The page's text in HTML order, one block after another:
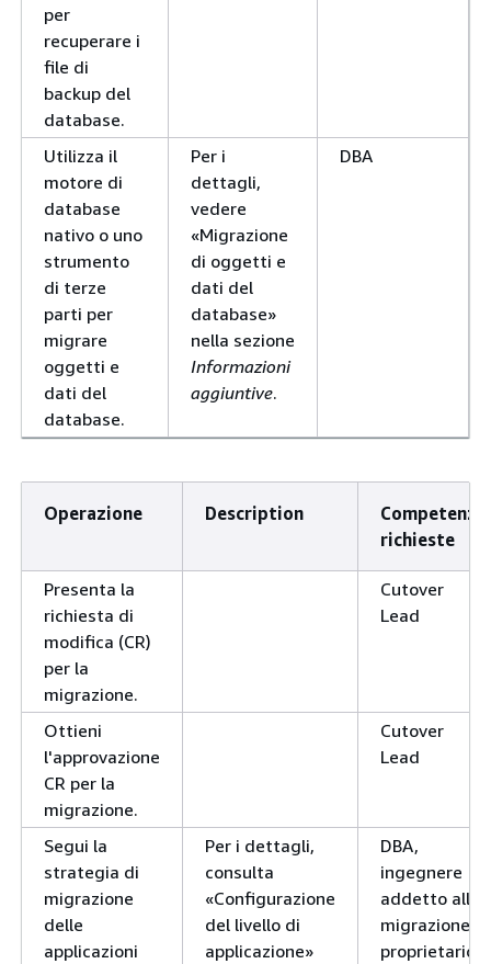
per
recuperare i
file di
backup del
database.
Utilizza il
motore di
database
nativo o uno
strumento
di terze
parti per
migrare
oggetti e
dati del
database.
Per i
dettagli,
vedere
«Migrazione
di oggetti e
dati del
database»
nella sezione
Informazioni
aggiuntive.
DBA
Operazione Description
Competenze
richieste
Presenta la
richiesta di
modifica (CR)
per la
migrazione.
Cutover
Lead
Ottieni
l'approvazione
CR per la
migrazione.
Cutover
Lead
Segui la
strategia di
migrazione
delle
applicazioni
Per i dettagli,
consulta
«Configurazione
del livello di
applicazione»
DBA,
ingegnere
addetto alla
migrazione,
proprietario